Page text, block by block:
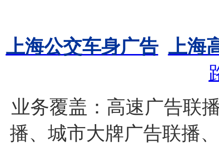
上海公交车身广告 上海
业务覆盖：高速广告联
播、城市大牌广告联播